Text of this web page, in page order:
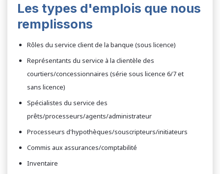
Les types d'emplois que nous
remplissons
Rôles du service client de la banque (sous licence)
Représentants du service à la clientèle des
courtiers/concessionnaires (série sous licence 6/7 et
sans licence)
Spécialistes du service des
prêts/processeurs/agents/administrateur
Processeurs d'hypothèques/souscripteurs/initiateurs
Commis aux assurances/comptabilité
Inventaire